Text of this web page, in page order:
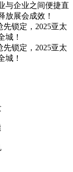
与企业之间便捷直
放展会成效！